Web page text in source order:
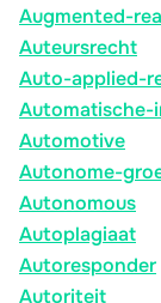
Augmented-
Auteursrecht
Auto-applied-
Automatische-
Automotive
Autonome-
Autonomous
Autoplagiaat
Autoresponder
Autoriteit